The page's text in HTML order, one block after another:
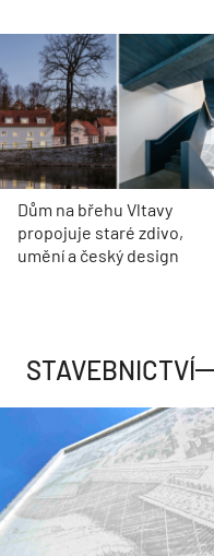
Dům na břehu Vltavy
propojuje staré zdivo,
umění a český design
STAVEBNICTVÍ